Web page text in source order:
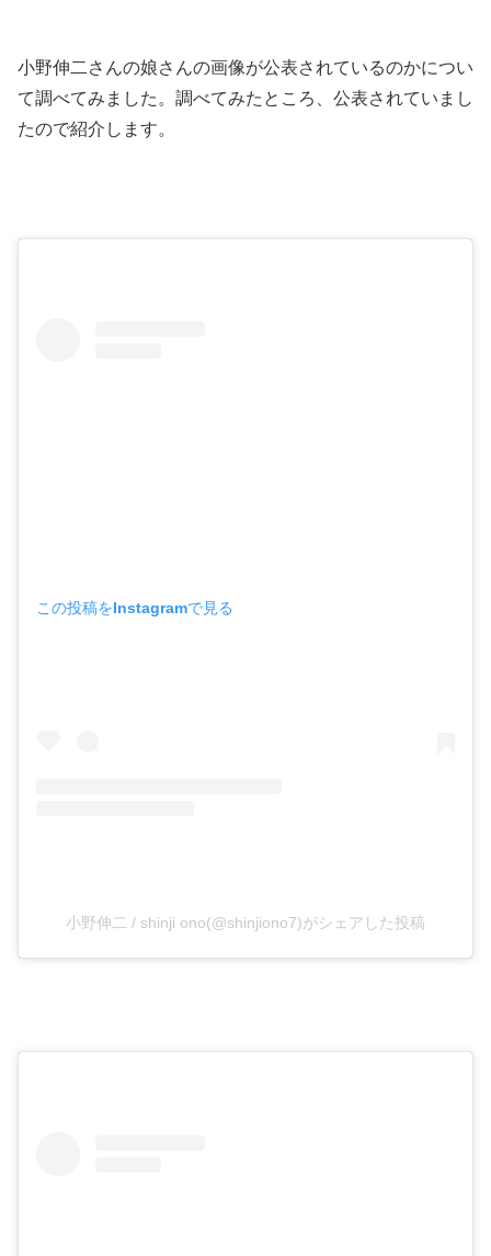
小野伸二さんの娘さんの画像が公表されているのかについ
て調べてみました。調べてみたところ、公表されていまし
たので紹介します。
この投稿をInstagramで見る
小野伸二 / shinji ono(@shinjiono7)がシェアした投稿